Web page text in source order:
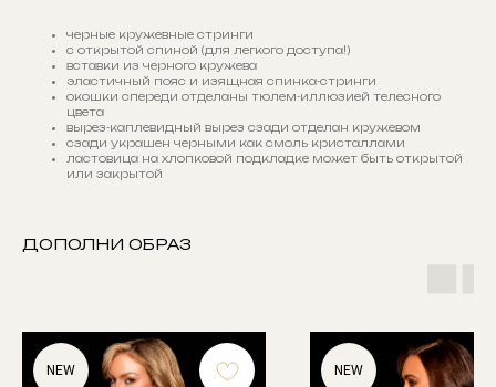
черные кружевные стринги
с открытой спиной (для легкого доступа!)
вставки из черного кружева
эластичный пояс и изящная спинка-стринги
окошки спереди отделаны тюлем-иллюзией телесного
цвета
вырез-каплевидный вырез сзади отделан кружевом
сзади украшен черными как смоль кристаллами
ластовица на хлопковой подкладке может быть открытой
или закрытой
ДОПОЛНИ ОБРАЗ
NEW NEW